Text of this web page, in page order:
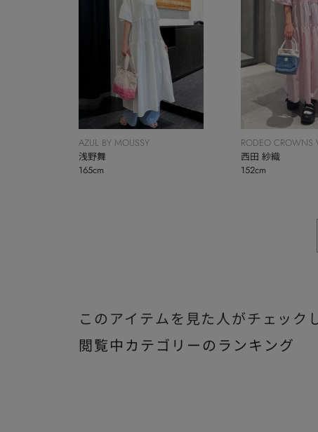
AZUL BY MOUSSY
浅野舞
165cm
RODEO CROWNS
BOWL西田 紗織
152cm
このアイテムを見た人がチェック
閲覧中カテゴリーのランキング